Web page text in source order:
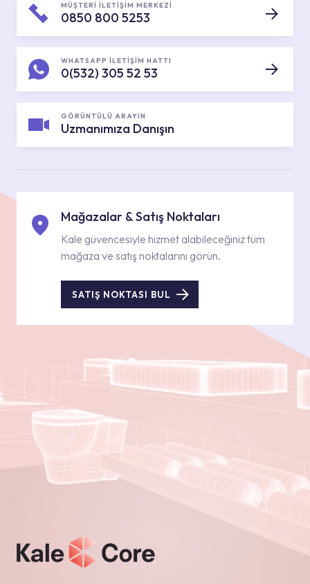
MÜŞTERİ İLETİŞİM MERKEZİ
0850 800 5253
WHATSAPP İLETİŞİM HATTI
0(532) 305 52 53
GÖRÜNTÜLÜ ARAYIN
Uzmanımıza Danışın
Mağazalar & Satış Noktaları
Kale güvencesiyle hizmet alabileceğiniz tüm
mağaza ve satış noktalarını görün.
SATIŞ NOKTASI BUL